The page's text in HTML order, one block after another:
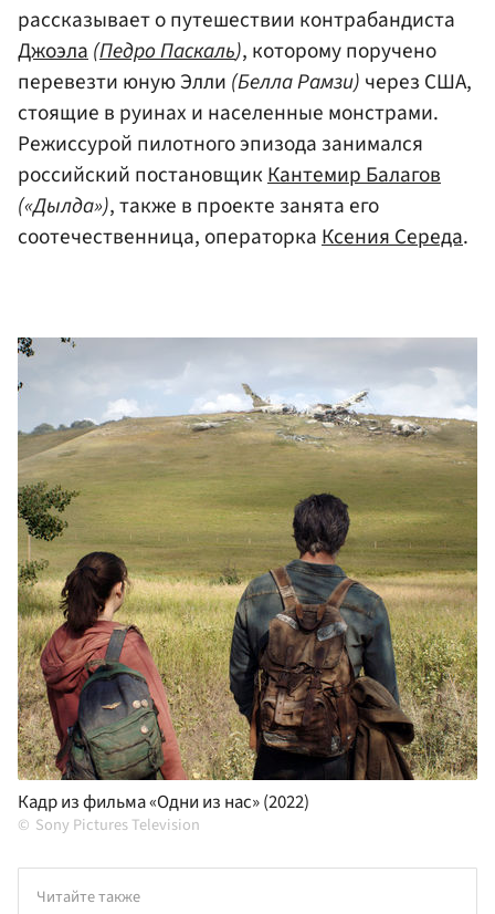
рассказывает о путешествии контрабандиста
Джоэла(Педро Паскаль), которому поручено
перевезти юную Элли (Белла Рамзи) через США,
стоящие в руинах и населенные монстрами.
Режиссурой пилотного эпизода занимался
российский постановщикКантемир Балагов
(«Дылда»), также в проекте занята его
соотечественница, операторкаКсения Середа.
Кадр из фильма «Одни из нас» (2022)
Sony Pictures Television
Читайте также